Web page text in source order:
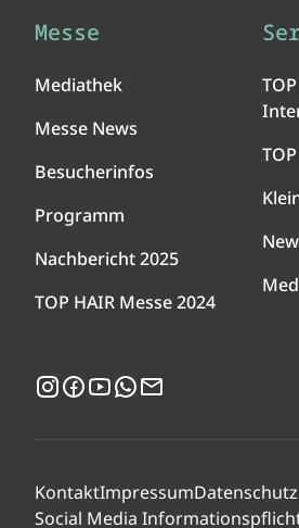
Messe
Mediathek
Messe News
Besucherinfos
Programm
Nachbericht 2025
TOP HAIR Messe 2024
Instagram
Facebook
YouTubeWhatsApp
KontaktImpressumDatenschutz
Social Media